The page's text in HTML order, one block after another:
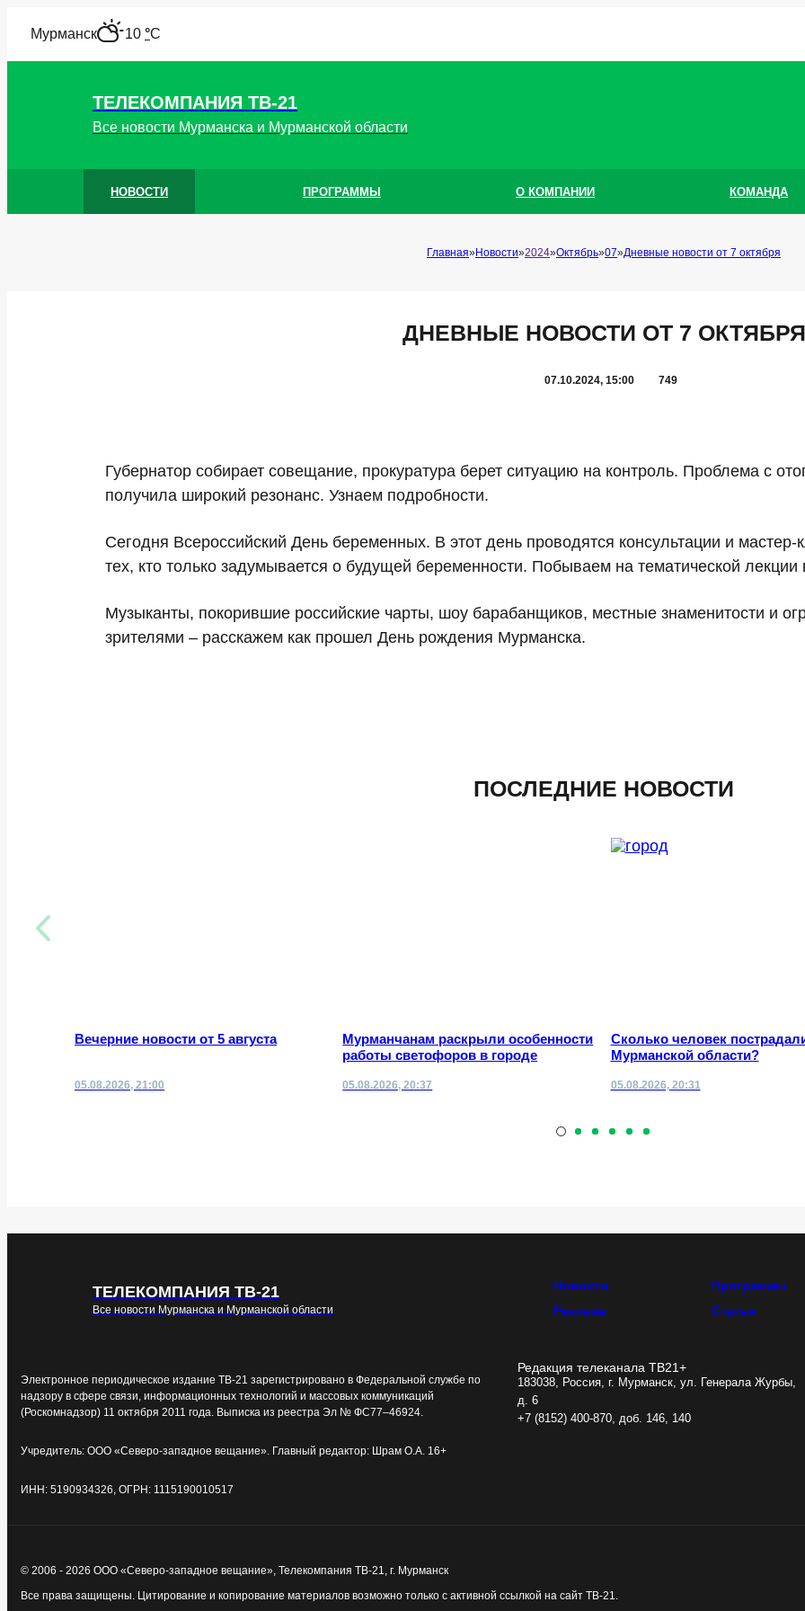
Мурманск"10 °C
ТЕЛЕКОМПАНИЯ ТВ-21
Все новости Мурманска и Мурманской области
НОВОСТИ ПРОГРАММЫ О КОМПАНИИ КОМАНДА
Главная Новости 2024 Октябрь 07 Дневные новости от 7 октября
ДНЕВНЫЕ НОВОСТИ ОТ 7 ОКТЯБРЯ
07.10.2024, 15:00 749
Губернатор собирает совещание, прокуратура берет ситуацию на контроль. Проблема с
получила широкий резонанс. Узнаем подробности.
Сегодня Всероссийский День беременных. В этот день проводятся консультации и
тех, кто только задумывается о будущей беременности. Побываем на тематической
Музыканты, покорившие российские чарты, шоу барабанщиков, местные знаменитости и
зрителями – расскажем как прошел День рождения Мурманска.
ПОСЛЕДНИЕ НОВОСТИ
Вечерние новости от 5 августа
05.08.2026, 21:00
Мурманчанам раскрыли особенности
работы светофоров в городе
05.08.2026, 20:37
Сколько человек
Мурманской области?
05.08.2026, 20:31
ТЕЛЕКОМПАНИЯ ТВ-21
Все новости Мурманска и Мурманской области
Новости Программы
Реклама
Статьи
Электронное периодическое издание ТВ-21 зарегистрировано в Федеральной службе по
надзору в сфере связи, информационных технологий и массовых коммуникаций
(Роскомнадзор) 11 октября 2011 года. Выписка из реестра Эл № ФС77–46924.
Учредитель: ООО «Северо-западное вещание». Главный редактор: Шрам О.А. 16+
ИНН: 5190934326, ОГРН: 1115190010517
Редакция телеканала ТВ21+
183038, Россия, г. Мурманск, ул. Генерала Журбы,
д. 6
+7 (8152) 400-870, доб. 146, 140
© 2006 - 2026 ООО «Северо-западное вещание», Телекомпания ТВ-21, г. Мурманск
Все права защищены. Цитирование и копирование материалов возможно только с активной ссылкой на сайт ТВ-21.